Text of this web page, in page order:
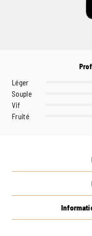
Léger
Souple
Vif
Fruité